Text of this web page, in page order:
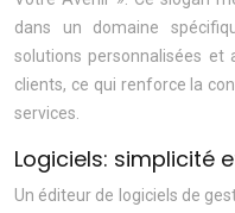
dans un domaine
solutions personnalisées et
clients, ce qui renforce la
services.
Logiciels: simplicité
Un éditeur de logiciels de